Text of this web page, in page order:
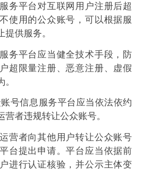
平台对互联网用户注册后超
使用的公众账号，可以根据服
供服务。
平台应当健全技术手段，防
超限量注册、恶意注册、虚假
信息服务平台应当依法依约
者违规转让公众账号。
者向其他用户转让公众账号
台提出申请。平台应当依据前
进行认证核验，并公示主体变